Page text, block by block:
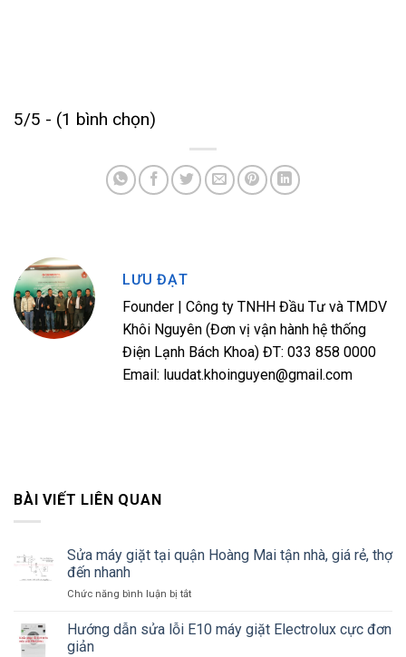
BÀI VIẾT LIÊN QUAN
Sửa máy giặt tại quận Hoàng Mai tận nhà, giá rẻ, thợ
đến nhanh
Chức năng bình luận bị tắtở
máy
Hướng dẫn sửa lỗi E10 máy giặt Electrolux cực đơn
giản
5/5 - (1 bình chọn)
LƯU ĐẠT
Founder | Công ty TNHH Đầu Tư và TMDV
Khôi Nguyên (Đơn vị vận hành hệ thống
Điện Lạnh Bách Khoa) ĐT: 033 858 0000
Email: luudat.khoinguyen@gmail.com